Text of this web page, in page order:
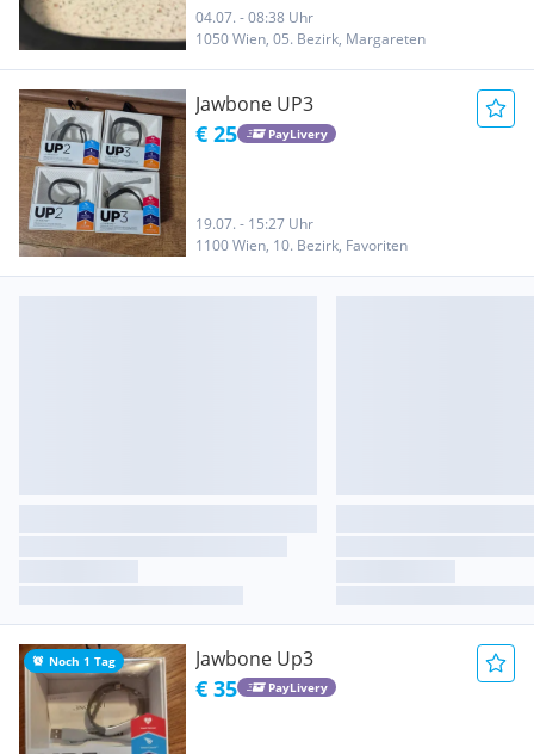
04.07. - 08:38 Uhr
1050 Wien, 05. Bezirk, Margareten
Jawbone UP3
€ 25 PayLivery
19.07. - 15:27 Uhr
1100 Wien, 10. Bezirk, Favoriten
Noch 1 Tag Jawbone Up3
€ 35 PayLivery